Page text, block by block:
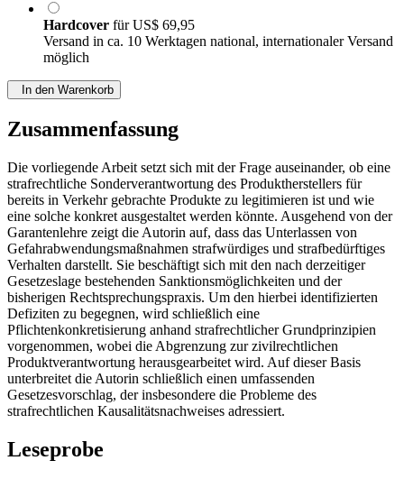
Hardcover fürUS$ 69,95
Versand in ca. 10 Werktagen national, internationaler Versand
möglich
In den Warenkorb
Zusammenfassung
Die vorliegende Arbeit setzt sich mit der Frage auseinander, ob eine
strafrechtliche Sonderverantwortung des Produktherstellers für
bereits in Verkehr gebrachte Produkte zu legitimieren ist und wie
eine solche konkret ausgestaltet werden könnte. Ausgehend von der
Garantenlehre zeigt die Autorin auf, dass das Unterlassen von
Gefahrabwendungsmaßnahmen strafwürdiges und strafbedürftiges
Verhalten darstellt. Sie beschäftigt sich mit den nach derzeitiger
Gesetzeslage bestehenden Sanktionsmöglichkeiten und der
bisherigen Rechtsprechungspraxis. Um den hierbei identifizierten
Defiziten zu begegnen, wird schließlich eine
Pflichtenkonkretisierung anhand strafrechtlicher Grundprinzipien
vorgenommen, wobei die Abgrenzung zur zivilrechtlichen
Produktverantwortung herausgearbeitet wird. Auf dieser Basis
unterbreitet die Autorin schließlich einen umfassenden
Gesetzesvorschlag, der insbesondere die Probleme des
strafrechtlichen Kausalitätsnachweises adressiert.
Leseprobe